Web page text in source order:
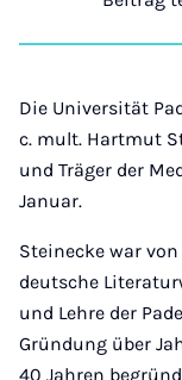
Die Universität
c. mult. Hartmut
und Träger der
Januar.
Steinecke war
deutsche
und Lehre der
Gründung über
40 Jahren